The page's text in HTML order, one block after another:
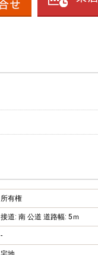
所有権
接道: 南 公道 道路幅: 5ｍ
-